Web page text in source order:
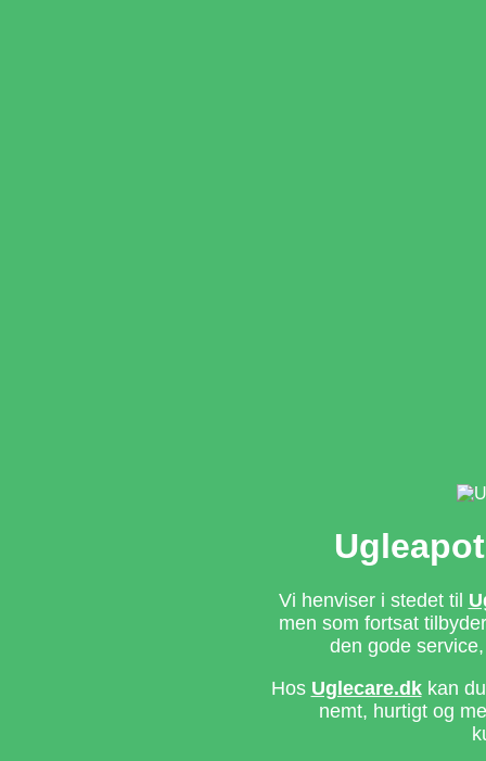
Vi henviser i stedet til
men som fortsat
den gode
Hos Uglecare.dkkan du
nemt, hurtigt og